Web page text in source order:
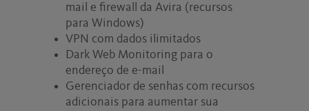
mail e firewall da Avira (recursos
para Windows)
VPN com dados ilimitados
Dark Web Monitoring para o
endereço de e-mail
Gerenciador de senhas com recursos
adicionais para aumentar sua